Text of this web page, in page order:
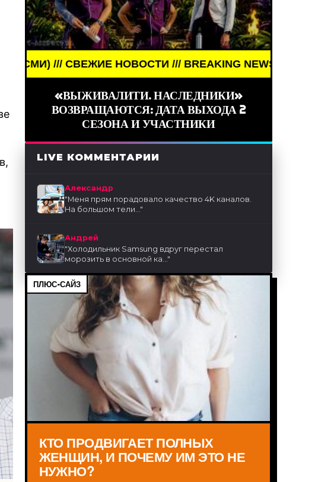
/// BREAKING NEWS /// НОВОСТИ (СМИ) ///
«ВЫЖИВАЛИТИ. НАСЛЕДНИКИ»
ВОЗВРАЩАЮТСЯ: ДАТА ВЫХОДА 2
СЕЗОНА И УЧАСТНИКИ
LIVE КОММЕНТАРИИ
Александр
"Меня прям порадовало качество 4K каналов.
На большом тели..."
Андрей
"Холодильник Samsung вдруг перестал
морозить в основной ка..."
ПЛЮС-САЙЗ
КТО ПРОДВИГАЕТ ПОЛНЫХ
ЖЕНЩИН, И ПОЧЕМУ ИМ ЭТО НЕ
НУЖНО?